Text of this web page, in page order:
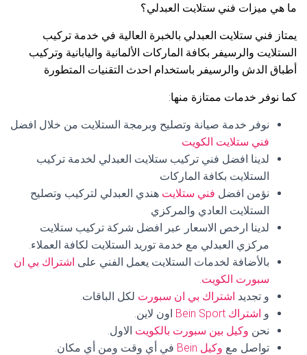
ما هي ميزات فني ستلايت العبدلي؟
يمتاز فني ستلايت العبدلي بالخبرة العالية في خدمة تركيب
الستلايت والرسيفر بكافة الماركات الألمانية واليابانية وتركيب
أطباق الدش والرسيفر باستخدام احدث التقنيات المتطورة
كما نوفر خدمات ممتازة منها:
نوفر خدمة صيانة وتصليح وبرمجة الستلايت من خلال افضل
فني ستلايت الكويت
لدينا افضل فني تركيب ستلايت العبدلي لخدمة تركيب
الستلايت بكافة الماركات
نؤمن افضل فني ستلايت هندي العبدلي لتركيب وتصليح
الستلايت العادي والمركزي
لدينا ارخص الاسعار عبر افضل شركة تركيب ستلايت
مركزي العبدلي مع خدمة توريد الستلايت لكافة العملاء.
بالأضافة لخدمات الستلايت يعمل الفني على اشتراك بي ان
سبورت الكويت.
و تجديد اشتراك بي ان سبورت لكل الباقات.
و اشتراك Bein Sport
اون لاين.
نحن وكيل بين سبورت بالكويت الاول.
تواصل مع وكيل Bein في أي وقت ومن أي مكان.